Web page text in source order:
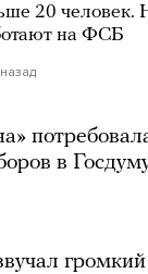
20 человек.
на ФСБ
в